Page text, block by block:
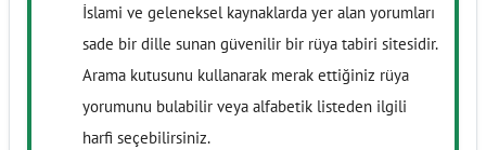
İslami ve geleneksel kaynaklarda yer alan yorumları
sade bir dille sunan güvenilir bir rüya tabiri sitesidir.
Arama kutusunu kullanarak merak ettiğiniz rüya
yorumunu bulabilir veya alfabetik listeden ilgili
harfi seçebilirsiniz.